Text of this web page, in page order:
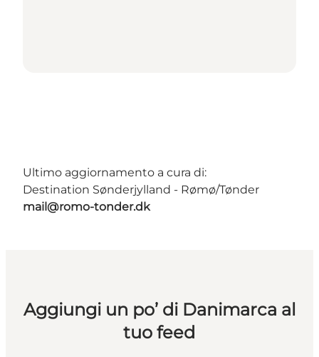
Ultimo aggiornamento a cura di:
Destination Sønderjylland - Rømø/Tønder
mail@romo-tonder.dk
Aggiungi un po’ di Danimarca al
tuo feed